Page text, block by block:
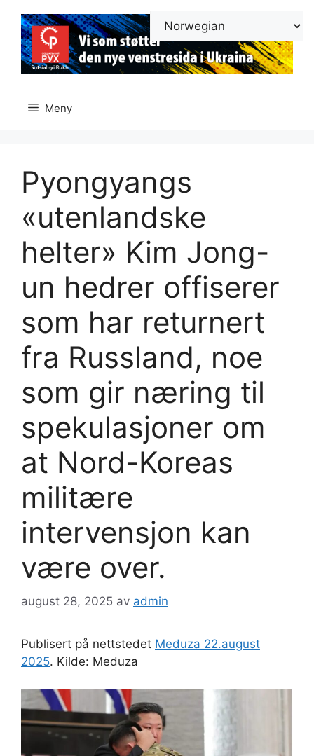
innhold
Meny
Pyongyangs
«utenlandske
helter» Kim Jong-
un hedrer offiserer
som har returnert
fra Russland, noe
som gir næring til
spekulasjoner om
at Nord-Koreas
militære
intervensjon kan
være over.
august 28, 2025 av admin
Publisert på nettstedet Meduza 22.august
2025. Kilde: Meduza